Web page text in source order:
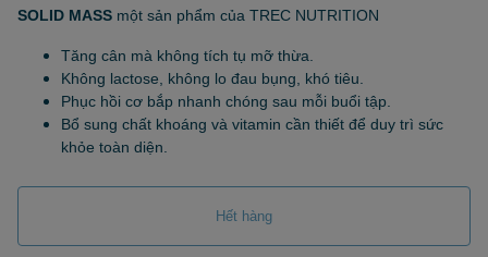
SOLID MASS một sản phẩm của TREC NUTRITION
Tăng cân mà không tích tụ mỡ thừa.
Không lactose, không lo đau bụng, khó tiêu.
Phục hồi cơ bắp nhanh chóng sau mỗi buổi tập.
Bổ sung chất khoáng và vitamin cần thiết để duy trì sức
khỏe toàn diện.
Hết hàng